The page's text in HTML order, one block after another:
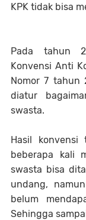
KPK tidak bisa
Pada tahun
Konvensi Anti
Nomor 7 tahun
diatur
swasta.
Hasil konvensi
beberapa kali
swasta bisa
undang,
belum
Sehingga